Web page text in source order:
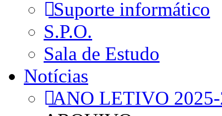
Suporte informático
S.P.O.
Sala de Estudo
Notícias
ANO LETIVO